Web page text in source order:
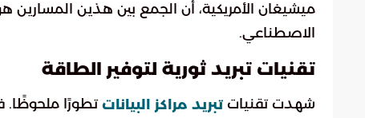
ميشيغان الأمريكية، أن الجمع بين هذين المسارين
الاصطناعي.
تقنيات تبريد ثورية لتوفير الطاقة
شهدت تقنيات تبريد مراكز البيانات